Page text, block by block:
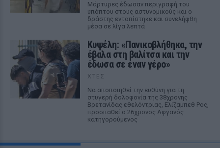
Μάρτυρες έδωσαν περιγραφή του
υπόπτου στους αστυνομικούς και ο
δράστης εντοπίστηκε και συνελήφθη
μέσα σε λίγα λεπτά
Κυψέλη: «Πανικοβλήθηκα, την
έβαλα στη βαλίτσα και την
έδωσα σε έναν γέρο»
ΧΤΕΣ
Να αποποιηθεί την ευθύνη για τη
στυγερή δολοφονία της 38χρονης
Βρετανίδας εθελόντριας, Ελίζαμπεθ Ρος,
προσπαθεί ο 26χρονος Αφγανός
κατηγορούμενος